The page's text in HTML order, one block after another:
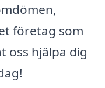
företag som
oss hjälpa dig